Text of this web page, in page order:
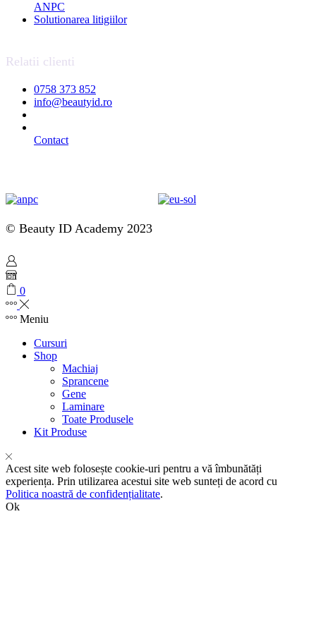
ANPC
Solutionarea litigiilor
Relatii clienti
0758 373 852
info@beautyid.ro
Contact
© Beauty ID Academy 2023
0
Meniu
Cursuri
Shop
Machiaj
Sprancene
Gene
Laminare
Toate Produsele
Kit Produse
Acest site web folosește cookie-uri pentru a vă îmbunătăți
experiența. Prin utilizarea acestui site web sunteți de acord cu
Politica noastră de confidențialitate.
Ok